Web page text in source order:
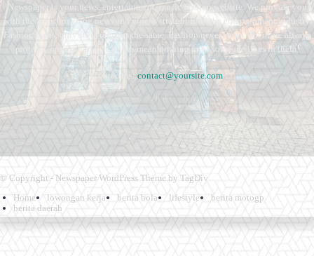
Newspaper is your news, entertainment, music fashion website. We provide you
with the latest breaking news and videos straight from the entertainment industry.
Fashion fades, only style remains the same. Fashion never stops. There are always
projects, opportunities. Clothes mean nothing until someone lives in them.
Contact us: contact@yoursite.com
© Copyright - Newspaper WordPress Theme by TagDiv
Home
lowongan kerja berita bola lifestyle
berita motogp
berita daerah